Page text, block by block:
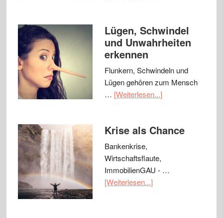
Lügen, Schwindel
und Unwahrheiten
erkennen
Flunkern, Schwindeln und
Lügen gehören zum Mensch
… [Weiterlesen...]
Krise als Chance
Bankenkrise,
Wirtschaftsflaute,
ImmobilienGAU - …
[Weiterlesen...]